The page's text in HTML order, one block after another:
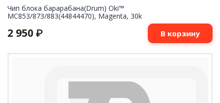
Чип блока барарабана(Drum) Oki™
MC853/873/883(44844470), Magenta, 30k
2 950 ₽ В корзину